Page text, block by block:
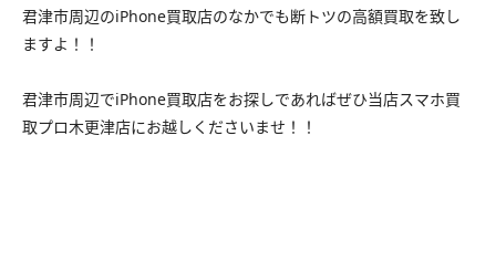
君津市周辺のiPhone買取店のなかでも断トツの高額買取を致し
ますよ！！
君津市周辺でiPhone買取店をお探しであればぜひ当店スマホ買
取プロ木更津店にお越しくださいませ！！